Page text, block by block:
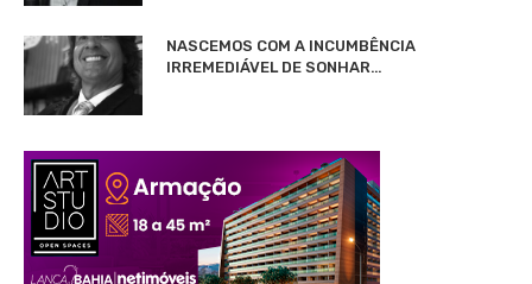
NASCEMOS COM A INCUMBÊNCIA
IRREMEDIÁVEL DE SONHAR…